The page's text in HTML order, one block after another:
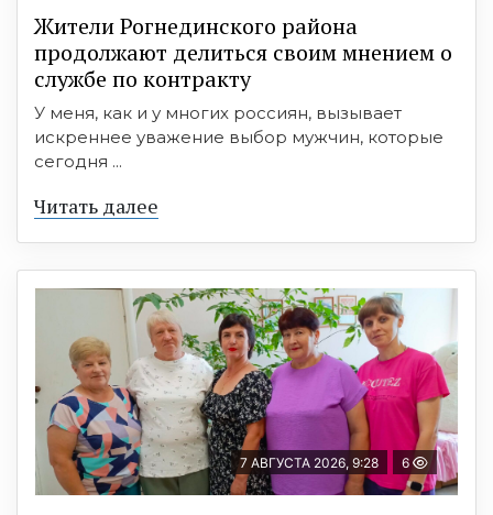
Жители Рогнединского района
продолжают делиться своим мнением о
службе по контракту
У меня, как и у многих россиян, вызывает
искреннее уважение выбор мужчин, которые
сегодня ...
Читать далее
7 АВГУСТА 2026, 9:28 6